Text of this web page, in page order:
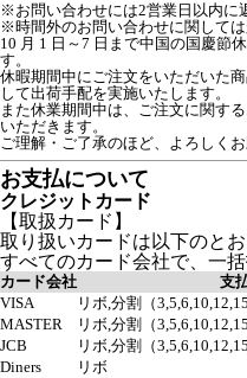
※お問い合わせには2営業日以内に
※時間外のお問い合わせに関しては
10 月 1 日～7 日まで中国の国慶節
す。
休暇期間中にご注文をいただいた
して出荷手配を実施いたします。
また休業期間中は、ご注文に関す
いただきます。
ご理解・ご了承のほど、よろしくお
お支払について
クレジットカード
【取扱カード】
取り扱いカードは以下のとお
すべてのカード会社で、一
カード会社
支
VISA
リボ,分割（
MASTER
リボ,分割（
JCB
リボ,分割（
Diners
リボ